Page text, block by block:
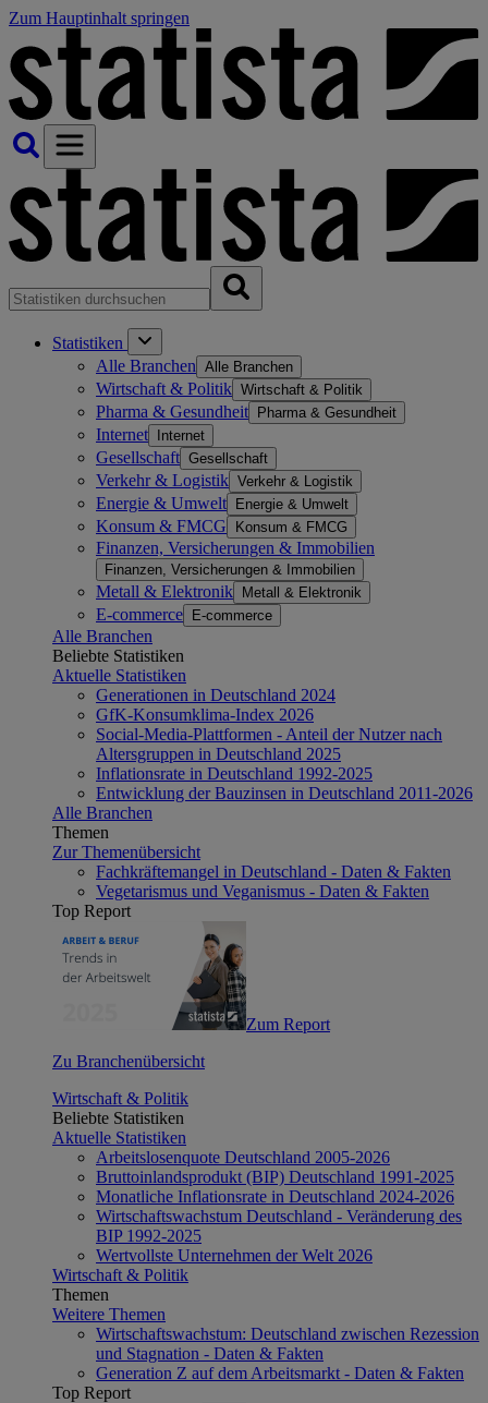
Zum Hauptinhalt springen
Statistiken
Alle Branchen Alle Branchen
Wirtschaft & Politik Wirtschaft & Politik
Pharma & Gesundheit Pharma & Gesundheit
Internet Internet
Gesellschaft Gesellschaft
Verkehr & Logistik Verkehr & Logistik
Energie & Umwelt Energie & Umwelt
Konsum & FMCG Konsum & FMCG
Finanzen, Versicherungen & Immobilien
Finanzen, Versicherungen & Immobilien
Metall & Elektronik Metall & Elektronik
E-commerce E-commerce
Alle Branchen
Beliebte Statistiken
Aktuelle Statistiken
Generationen in Deutschland 2024
GfK-Konsumklima-Index 2026
Social-Media-Plattformen - Anteil der Nutzer nach
Altersgruppen in Deutschland 2025
Inflationsrate in Deutschland 1992-2025
Entwicklung der Bauzinsen in Deutschland 2011-2026
Alle Branchen
Themen
Zur Themenübersicht
Fachkräftemangel in Deutschland - Daten & Fakten
Vegetarismus und Veganismus - Daten & Fakten
Top Report
Zum Report
Zu Branchenübersicht
Wirtschaft & Politik
Beliebte Statistiken
Aktuelle Statistiken
Arbeitslosenquote Deutschland 2005-2026
Bruttoinlandsprodukt (BIP) Deutschland 1991-2025
Monatliche Inflationsrate in Deutschland 2024-2026
Wirtschaftswachstum Deutschland - Veränderung des
BIP 1992-2025
Wertvollste Unternehmen der Welt 2026
Wirtschaft & Politik
Themen
Weitere Themen
Wirtschaftswachstum: Deutschland zwischen Rezession
und Stagnation - Daten & Fakten
Generation Z auf dem Arbeitsmarkt - Daten & Fakten
Top Report